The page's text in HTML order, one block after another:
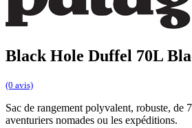
Black Hole Duffel 70L
(0 avis)
Sac de rangement polyvalent, robuste, de
aventuriers nomades ou les expéditions.